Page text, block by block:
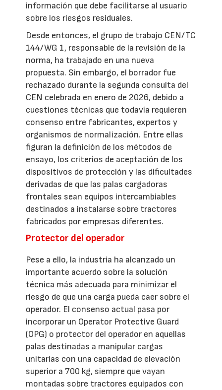
información que debe facilitarse al usuario
sobre los riesgos residuales.
Desde entonces, el grupo de trabajo CEN/TC
144/WG 1, responsable de la revisión de la
norma, ha trabajado en una nueva
propuesta. Sin embargo, el borrador fue
rechazado durante la segunda consulta del
CEN celebrada en enero de 2026, debido a
cuestiones técnicas que todavía requieren
consenso entre fabricantes, expertos y
organismos de normalización. Entre ellas
figuran la definición de los métodos de
ensayo, los criterios de aceptación de los
dispositivos de protección y las dificultades
derivadas de que las palas cargadoras
frontales sean equipos intercambiables
destinados a instalarse sobre tractores
fabricados por empresas diferentes.
Protector del operador
Pese a ello, la industria ha alcanzado un
importante acuerdo sobre la solución
técnica más adecuada para minimizar el
riesgo de que una carga pueda caer sobre el
operador. El consenso actual pasa por
incorporar un Operator Protective Guard
(OPG) o protector del operador en aquellas
palas destinadas a manipular cargas
unitarias con una capacidad de elevación
superior a 700 kg, siempre que vayan
montadas sobre tractores equipados con